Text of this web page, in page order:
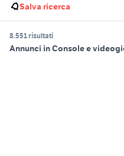
Salva ricerca
8.551 risultati
Annunci in Console e